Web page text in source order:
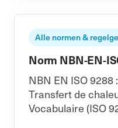
Alle normen &
Norm NBN-EN-
NBN EN ISO
Transfert de
Vocabulaire (ISO